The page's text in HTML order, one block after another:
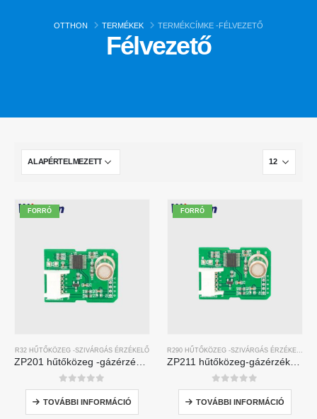
OTTHON TERMÉKEK TERMÉKCÍMKE -FÉLVEZETŐ
Félvezető
FORRÓ
R32 HŰTŐKÖZEG -SZIVÁRGÁS ÉRZÉKELŐ
05 -ből
TOVÁBBI INFORMÁCIÓ
FORRÓ
05 -ből
TOVÁBBI INFORMÁCIÓ